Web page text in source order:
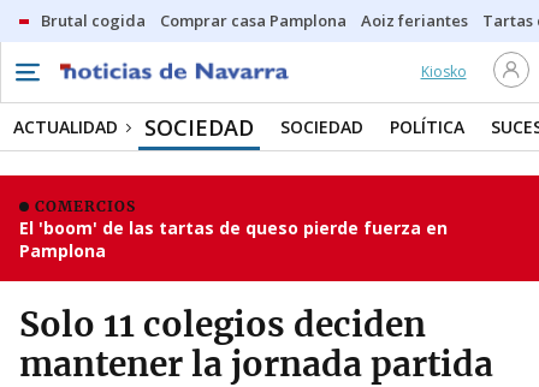
Brutal cogida Comprar casa Pamplona Aoiz feriantes Tartas
Kiosko
ACTUALIDAD SOCIEDAD SOCIEDAD POLÍTICA
COMERCIOS
El 'boom' de las tartas de queso pierde fuerza en
Pamplona
Solo 11 colegios deciden
mantener la jornada partida